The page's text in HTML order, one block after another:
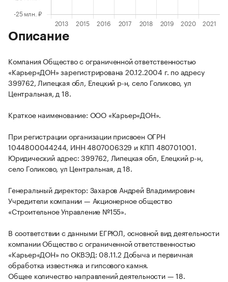
Описание
Компания Общество с ограниченной ответственностью
«Карьер«ДОН» зарегистрирована 20.12.2004 г. по адресу
399762, Липецкая обл, Елецкий р-н, село Голиково, ул
Центральная, д 18.
Краткое наименование: ООО «Карьер«ДОН».
При регистрации организации присвоен ОГРН
1044800044244, ИНН 4807006329 и КПП 480701001.
Юридический адрес: 399762, Липецкая обл, Елецкий р-н,
село Голиково, ул Центральная, д 18.
Генеральный директор: Захаров Андрей Владимирович
Учредители компании — Акционерное общество
«Строительное Управление №155».
В соответствии с данными ЕГРЮЛ, основной вид деятельности
компании Общество с ограниченной ответственностью
«Карьер«ДОН» по ОКВЭД: 08.11.2 Добыча и первичная
обработка известняка и гипсового камня.
Общее количество направлений деятельности — 18.